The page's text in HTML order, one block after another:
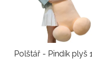
Polštář - Pindík plyš